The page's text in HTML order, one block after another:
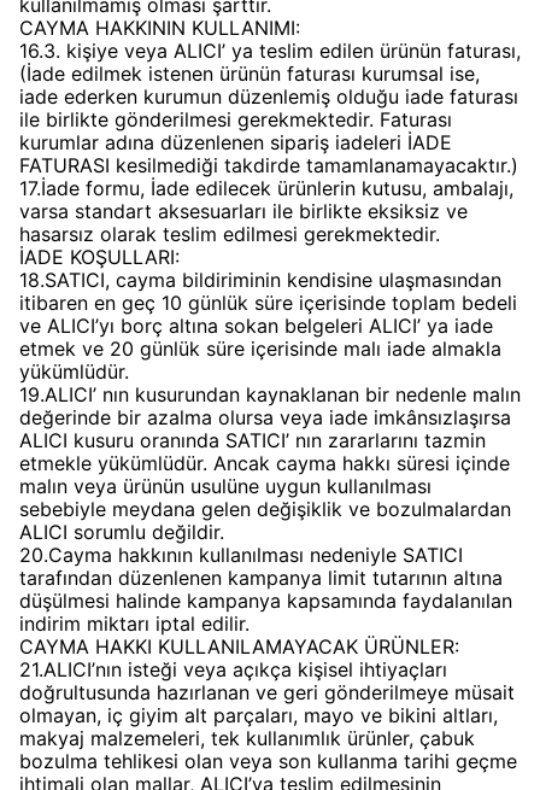
kullanılmamış olması şarttır.
CAYMA HAKKININ KULLANIMI:
16.3. kişiye veya ALICI’ ya teslim edilen ürünün faturası,
(İade edilmek istenen ürünün faturası kurumsal ise,
iade ederken kurumun düzenlemiş olduğu iade faturası
ile birlikte gönderilmesi gerekmektedir. Faturası
kurumlar adına düzenlenen sipariş iadeleri İADE
FATURASI kesilmediği takdirde tamamlanamayacaktır.)
17.İade formu, İade edilecek ürünlerin kutusu, ambalajı,
varsa standart aksesuarları ile birlikte eksiksiz ve
hasarsız olarak teslim edilmesi gerekmektedir.
İADE KOŞULLARI:
18.SATICI, cayma bildiriminin kendisine ulaşmasından
itibaren en geç 10 günlük süre içerisinde toplam bedeli
ve ALICI’yı borç altına sokan belgeleri ALICI’ ya iade
etmek ve 20 günlük süre içerisinde malı iade almakla
yükümlüdür.
19.ALICI’ nın kusurundan kaynaklanan bir nedenle malın
değerinde bir azalma olursa veya iade imkânsızlaşırsa
ALICI kusuru oranında SATICI’ nın zararlarını tazmin
etmekle yükümlüdür. Ancak cayma hakkı süresi içinde
malın veya ürünün usulüne uygun kullanılması
sebebiyle meydana gelen değişiklik ve bozulmalardan
ALICI sorumlu değildir.
20.Cayma hakkının kullanılması nedeniyle SATICI
tarafından düzenlenen kampanya limit tutarının altına
düşülmesi halinde kampanya kapsamında faydalanılan
indirim miktarı iptal edilir.
CAYMA HAKKI KULLANILAMAYACAK ÜRÜNLER:
21.ALICI’nın isteği veya açıkça kişisel ihtiyaçları
doğrultusunda hazırlanan ve geri gönderilmeye müsait
olmayan, iç giyim alt parçaları, mayo ve bikini altları,
makyaj malzemeleri, tek kullanımlık ürünler, çabuk
bozulma tehlikesi olan veya son kullanma tarihi geçme
ihtimali olan mallar, ALICI’ya teslim edilmesinin